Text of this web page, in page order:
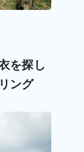
を探し
ング